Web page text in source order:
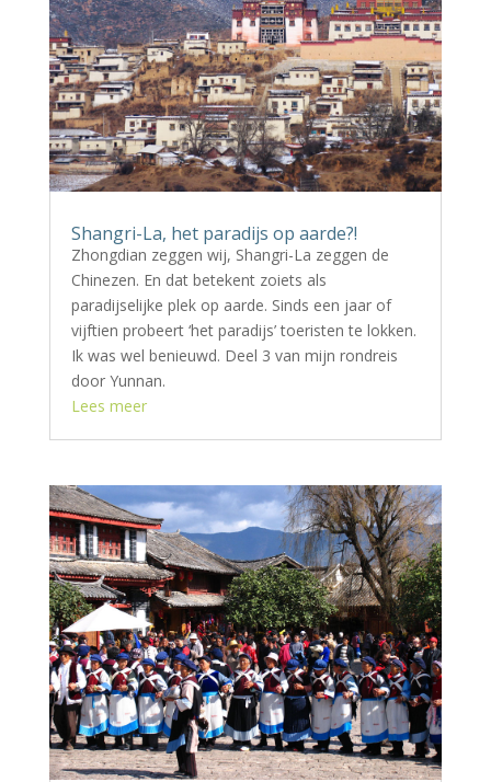
Shangri-La, het paradijs op aarde?!
Zhongdian zeggen wij, Shangri-La zeggen de
Chinezen. En dat betekent zoiets als
paradijselijke plek op aarde. Sinds een jaar of
vijftien probeert ‘het paradijs’ toeristen te lokken.
Ik was wel benieuwd. Deel 3 van mijn rondreis
door Yunnan.
Lees meer